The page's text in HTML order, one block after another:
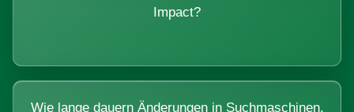
Impact?
Wie lange dauern Änderungen in Suchmaschinen,